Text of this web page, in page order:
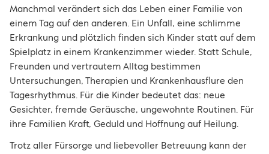
Manchmal verändert sich das Leben einer Familie von
einem Tag auf den anderen. Ein Unfall, eine schlimme
Erkrankung und plötzlich finden sich Kinder statt auf dem
Spielplatz in einem Krankenzimmer wieder. Statt Schule,
Freunden und vertrautem Alltag bestimmen
Untersuchungen, Therapien und Krankenhausflure den
Tagesrhythmus. Für die Kinder bedeutet das: neue
Gesichter, fremde Geräusche, ungewohnte Routinen. Für
ihre Familien Kraft, Geduld und Hoffnung auf Heilung.
Trotz aller Fürsorge und liebevoller Betreuung kann der